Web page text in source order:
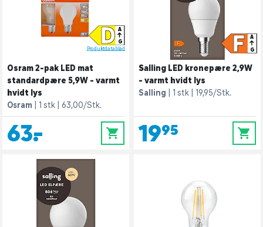
A
G
D
Produktdatablad
Osram 2-pak LED mat
standardpære 5,9W - varmt
hvidt lys
Osram
1 stk 63,00/Stk.
63,- 0
A
G
F
Salling LED kronepære 2,9W
- varmt hvidt lys
Salling
1 stk 19,95/Stk.
19,95 0